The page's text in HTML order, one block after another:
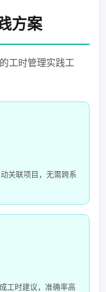
方案
工时管理实践工
关联项目，无需跨系
工时建议，准确率高